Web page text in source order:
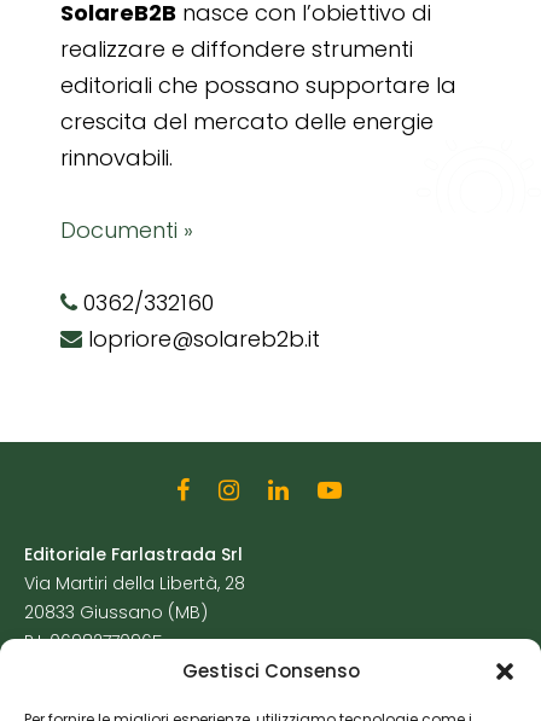
Gestisci Consenso
SolareB2B nasce con l’obiettivo di
realizzare e diffondere strumenti
editoriali che possano supportare la
crescita del mercato delle energie
rinnovabili.
Documenti »
0362/332160
lopriore@solareb2b.it
Editoriale Farlastrada Srl
Via Martiri della Libertà, 28
20833 Giussano (MB)
P.I. 06982770965